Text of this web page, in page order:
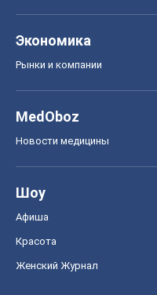
Экономика
Рынки и компании
MedOboz
Новости медицины
Шоу
Афиша
Красота
Женский Журнал